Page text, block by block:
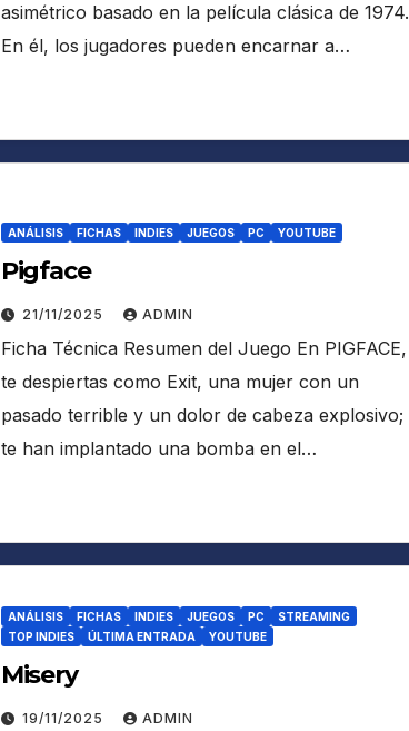
asimétrico basado en la película clásica de 1974.
En él, los jugadores pueden encarnar a…
ANÁLISIS FICHAS INDIES JUEGOS PC YOUTUBE
Pigface
21/11/2025 ADMIN
Ficha Técnica Resumen del Juego En PIGFACE,
te despiertas como Exit, una mujer con un
pasado terrible y un dolor de cabeza explosivo;
te han implantado una bomba en el…
ANÁLISIS FICHAS INDIES JUEGOS PC
STREAMING
TOP INDIES
ÚLTIMA ENTRADA YOUTUBE
Misery
19/11/2025 ADMIN